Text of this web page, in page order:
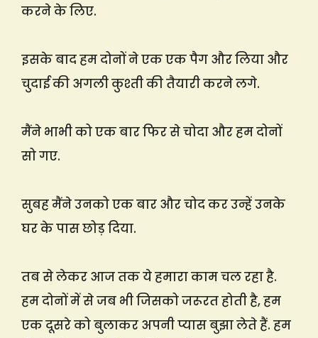
करने के लिए.
इसके बाद हम दोनों ने एक एक पैग और लिया और
चुदाई की अगली कुश्ती की तैयारी करने लगे.
मैंने भाभी को एक बार फिर से चोदा और हम दोनों
सो गए.
सुबह मैंने उनको एक बार और चोद कर उन्हें उनके
घर के पास छोड़ दिया.
तब से लेकर आज तक ये हमारा काम चल रहा है.
हम दोनों में से जब भी जिसको जरूरत होती है, हम
एक दूसरे को बुलाकर अपनी प्यास बुझा लेते हैं. हम